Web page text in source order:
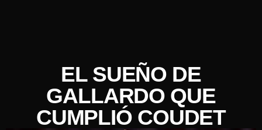
EL SUEÑO DE
GALLARDO QUE
CUMPLIÓ COUDET